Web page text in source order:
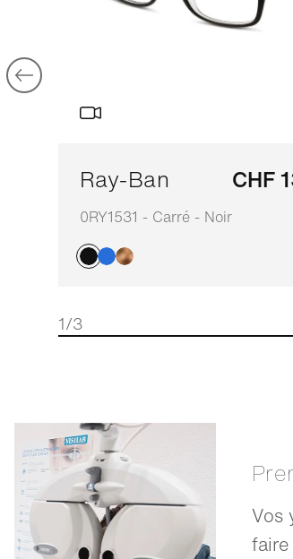
Ray-Ban
0RY1531 - Carré - Noir
CHF
1/3
Vos